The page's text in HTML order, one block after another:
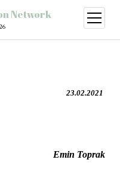
Network
23.02.2021
Emin Toprak